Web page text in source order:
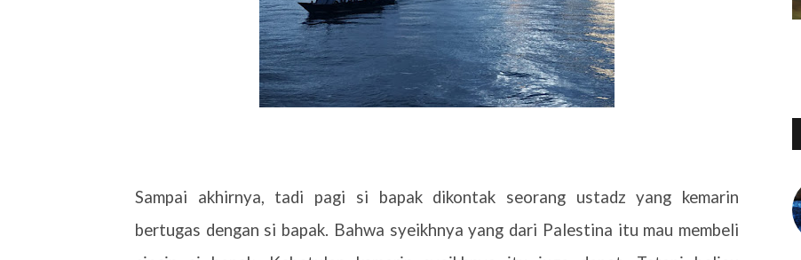
Sampai akhirnya, tadi pagi si bapak dikontak seorang ustadz yang kemarin
bertugas dengan si bapak. Bahwa syeikhnya yang dari Palestina itu mau membeli